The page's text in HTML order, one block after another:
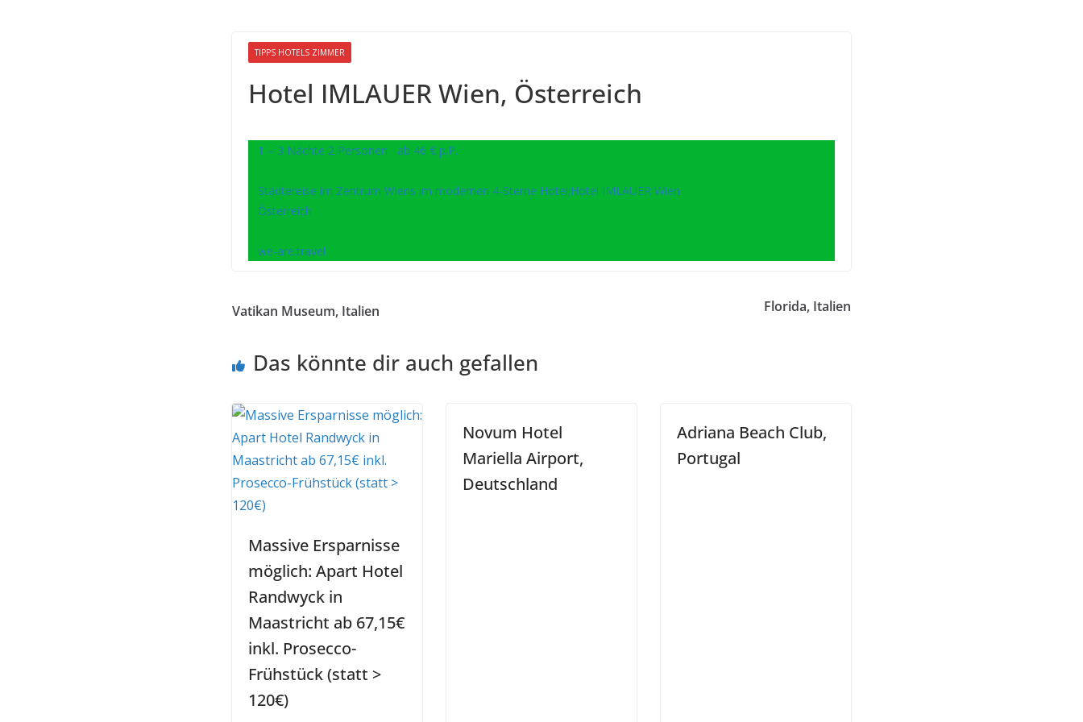
TIPPS HOTELS ZIMMER
Hotel IMLAUER Wien, Österreich
1 – 3 Nächte 2 Personen ab 46 € p.P.
Städtereise im Zentrum Wiens im modernen 4-Sterne Hotel;Hotel IMLAUER Wien
Österreich
we-are.travel
Vatikan Museum, Italien Florida, Italien
Das könnte dir auch gefallen
Massive Ersparnisse
möglich: Apart Hotel
Randwyck in
Maastricht ab 67,15€
inkl. Prosecco-
Frühstück (statt >
120€)
Novum Hotel
Mariella Airport,
Deutschland
Adriana Beach Club,
Portugal